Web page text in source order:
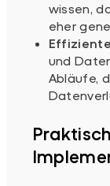
wissen,
eher
und
Abläufe,